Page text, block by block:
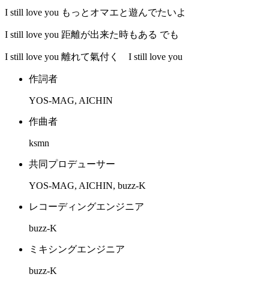
I still love you もっとオマエと遊んでたいよ
I still love you 距離が出来た時もある でも
I still love you 離れて氣付く I still love you
作詞者
YOS-MAG, AICHIN
作曲者
ksmn
共同プロデューサー
YOS-MAG, AICHIN, buzz-K
レコーディングエンジニア
buzz-K
ミキシングエンジニア
buzz-K